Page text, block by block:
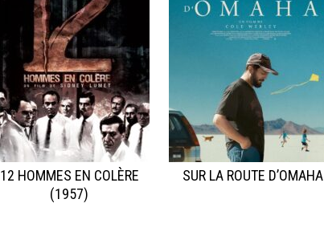
12 HOMMES EN COLÈRE
(1957)
SUR LA ROUTE D’OMAHA